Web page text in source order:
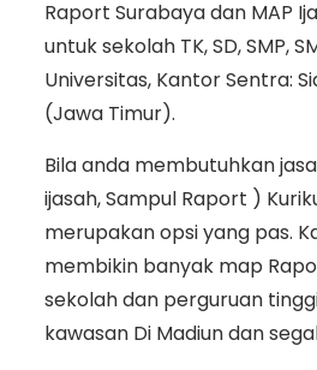
Raport Surabaya dan MAP
untuk sekolah TK, SD, SMP,
Universitas, Kantor Sentra:
(Jawa Timur).
Bila anda membutuhkan
ijasah, Sampul Raport )
merupakan opsi yang pas.
membikin banyak map
sekolah dan perguruan
kawasan Di Madiun dan